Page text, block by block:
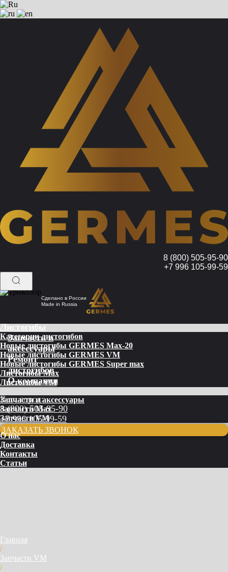
8 (800) 505-95-90
+7 996 105-99-59
Сделано в России
Made in Russia
Листогибы
Запчасти и
аксессуары
Ремонт
листогибов
О компании
Ваш город:
8 (800) 505-95-90
+7 996 105-99-59
ЗАКАЗАТЬ ЗВОНОК
Категории листогибов
Новые листогибы GERMES Max-20
Новые листогибы GERMES VM
Новые листогибы GERMES Super max
Листогибы Max
Листогибы VM
Запчасти и аксессуары
Запчасти Max
Запчасти VM
О нас
Доставка
Контакты
Статьи
Главная
/
Запчасти VM
/